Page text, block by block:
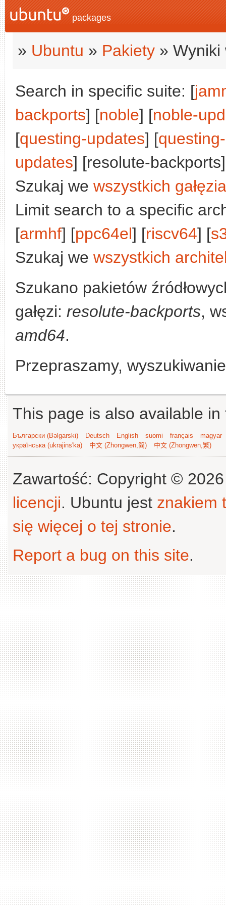
packages
» Ubuntu » Pakiety » Wyniki
Search in specific suite: [
backports] [noble] [noble-
[questing-updates] [
updates] [resolute-
Szukaj we wszystkich
Limit search to a specific
[armhf] [ppc64el] [riscv64] [
Szukaj we wszystkich
Szukano pakietów
gałęzi: resolute-backports,
amd64.
Przepraszamy,
This page is also available
Български (Bəlgarski) Deutsch English suomi français
magyar
українська (ukrajins'ka)
中文 (Zhongwen,简) 中文 (Zhongwen,繁)
Zawartość: Copyright ©
licencji. Ubuntu jest znakiem
się więcej o tej stronie.
Report a bug on this site.